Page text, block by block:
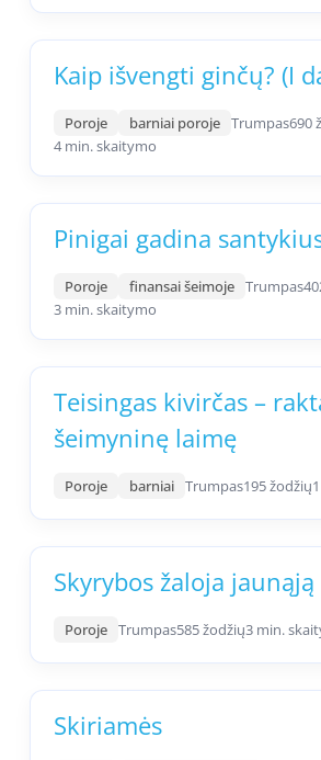
Kaip išvengti ginčų? (I
Poroje barniai poroje Trumpas690
4 min. skaitymo
Pinigai gadina
Poroje finansai šeimoje Trumpas
3 min. skaitymo
Teisingas kivirčas –
šeimyninę laimę
Poroje barniai Trumpas195 žodžių
Skyrybos žaloja
Poroje Trumpas585 žodžių3 min.
Skiriamės